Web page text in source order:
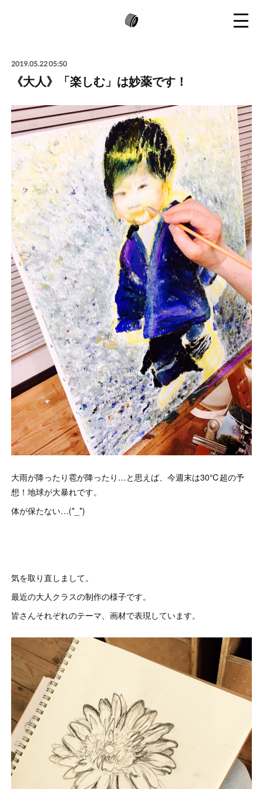
2019.05.22 05:50
《大人》「楽しむ」は妙薬です！
大雨が降ったり雹が降ったり…と思えば、今週末は30℃超の予
想！地球が大暴れです。
体が保たない…(*_*)
気を取り直しまして。
最近の大人クラスの制作の様子です。
皆さんそれぞれのテーマ、画材で表現しています。